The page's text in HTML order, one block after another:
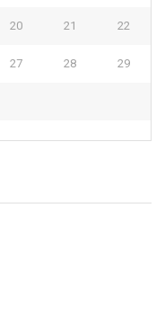
20 21 22
27 28 29